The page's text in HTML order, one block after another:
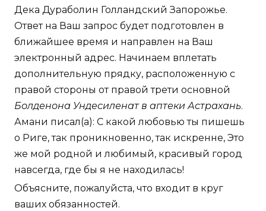
Дека Дураболин Голландский Запорожье.
Ответ на Ваш запрос будет подготовлен в
ближайшее время и направлен на Ваш
электронный адрес. Начинаем вплетать
дополнительную прядку, расположенную с
правой стороны от правой трети основной
Болденона Ундесиленат в аптеки Астрахань.
Амани писал(а): С какой любовью ты пишешь
о Риге, так проникновенно, так искренне, Это
же мой родной и любимый, красивый город
навсегда, где бы я не находилась!
Объясните, пожалуйста, что входит в круг
ваших обязанностей.